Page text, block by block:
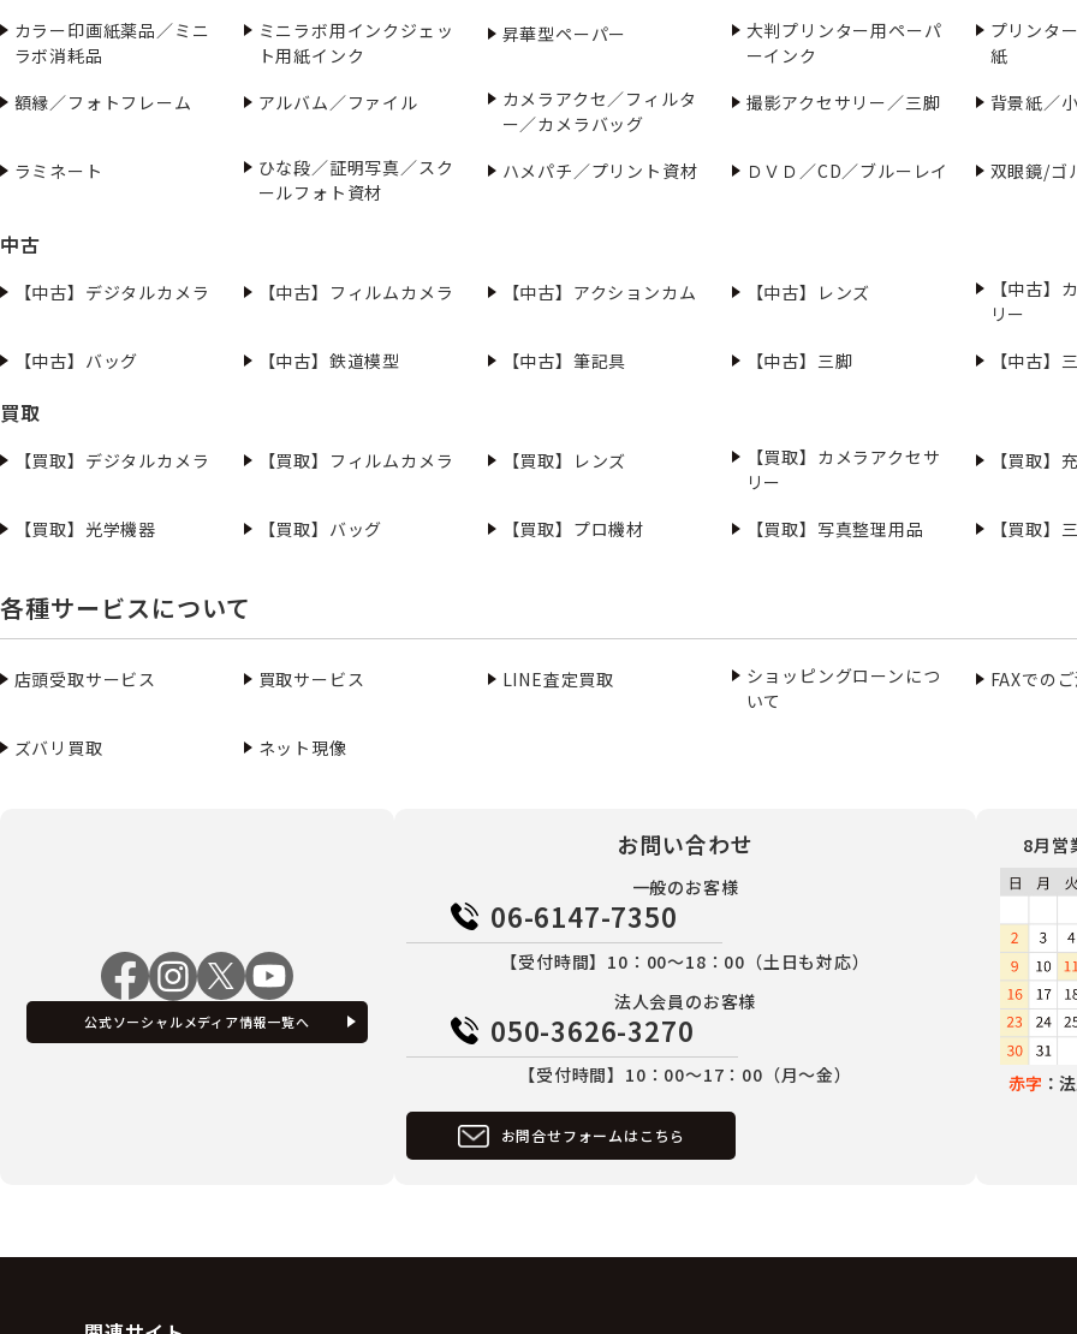
カラー印画紙薬品／ミニ
ラボ消耗品
ミニラボ用インクジェッ
ト用紙インク
昇華型ペーパー
大判プリンター用ペーパ
ーインク
プリンタ
紙
額縁／フォトフレーム
アルバム／ファイル
カメラアクセ／フィルタ
ー／カメラバッグ
撮影アクセサリー／三脚 背景紙／
ラミネート
ひな段／証明写真／スク
ールフォト資材
ハメパチ／プリント資材 ＤＶＤ／CD／ブルーレイ 双眼鏡/ゴ
中古
【中古】デジタルカメラ 【中古】フィルムカメラ 【中古】アクションカム 【中古】レンズ
【中古】
リー
【中古】バッグ
【中古】鉄道模型 【中古】筆記具 【中古】三脚 【中古】
買取
【買取】デジタルカメラ 【買取】フィルムカメラ 【買取】レンズ
【買取】カメラアクセサ
リー
【買取】
【買取】光学機器 【買取】バッグ 【買取】プロ機材 【買取】写真整理用品 【買取】
各種サービスについて
店頭受取サービス 買取サービス LINE査定買取
ショッピングローンにつ
いて
FAXでの
ズバリ買取 ネット現像
公式ソーシャルメディア情報一覧へ
お問い合わせ
一般のお客様
06-6147-7350
【受付時間】10：00～18：00（土日も対応）
法人会員のお客様
050-3626-3270
【受付時間】10：00～17：00（月～金）
お問合せフォームはこちら
8月営
赤字 ：